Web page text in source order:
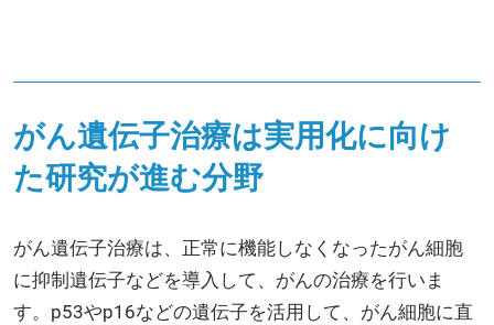
がん遺伝子治療は実用化に向け
た研究が進む分野
がん遺伝子治療は、正常に機能しなくなったがん細胞
に抑制遺伝子などを導入して、がんの治療を行いま
す。p53やp16などの遺伝子を活用して、がん細胞に直